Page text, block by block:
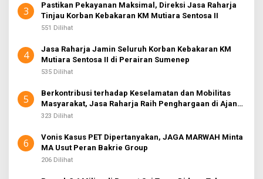
3
Pastikan Pekayanan Maksimal, Direksi Jasa Raharja
Tinjau Korban Kebakaran KM Mutiara Sentosa II
551 Dilihat
4
Jasa Raharja Jamin Seluruh Korban Kebakaran KM
Mutiara Sentosa II di Perairan Sumenep
535 Dilihat
5
Berkontribusi terhadap Keselamatan dan Mobilitas
Masyarakat, Jasa Raharja Raih Penghargaan di Ajang
Transportasi Indonesia Awards 2026
323 Dilihat
6
Vonis Kasus PET Dipertanyakan, JAGA MARWAH Minta
MA Usut Peran Bakrie Group
206 Dilihat